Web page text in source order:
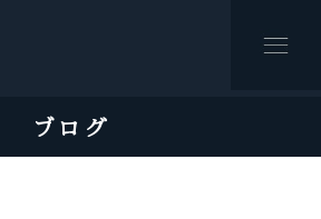
ブログ